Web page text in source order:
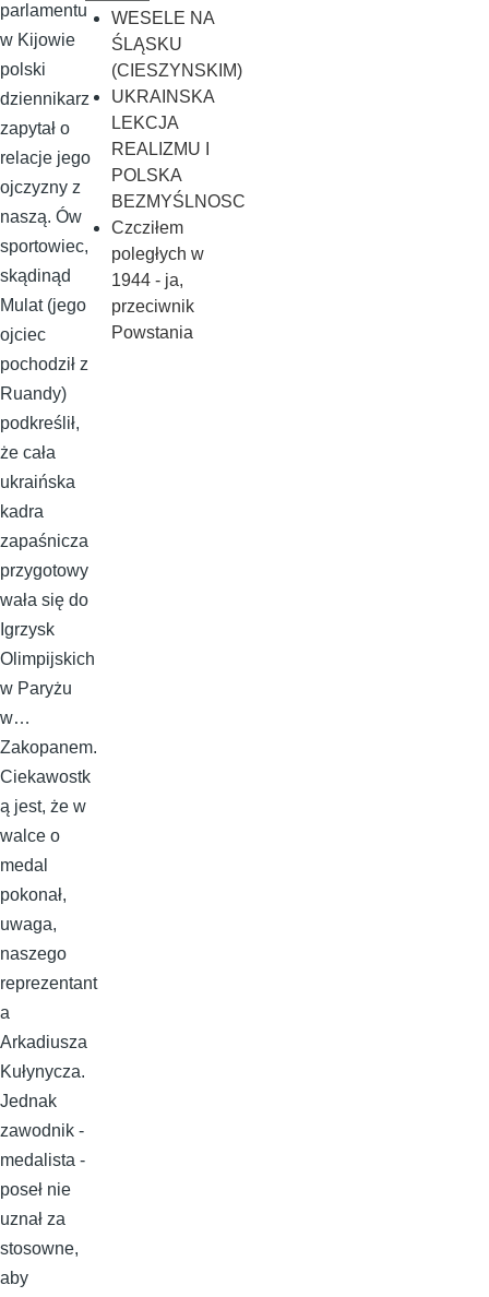
parlamentu
w Kijowie
polski
dziennikarz
zapytał o
relacje jego
ojczyzny z
naszą. Ów
sportowiec,
skądinąd
Mulat (jego
ojciec
pochodził z
Ruandy)
podkreślił,
że cała
ukraińska
kadra
zapaśnicza
przygotowy
wała się do
Igrzysk
Olimpijskich
w Paryżu
w…
Zakopanem.
Ciekawostk
ą jest, że w
walce o
medal
pokonał,
uwaga,
naszego
reprezentant
a
Arkadiusza
Kułynycza.
Jednak
zawodnik -
medalista -
poseł nie
uznał za
stosowne,
aby
WESELE NA
ŚLĄSKU
(CIESZYNSKIM)
UKRAINSKA
LEKCJA
REALIZMU I
POLSKA
BEZMYŚLNOSC
Czcziłem
poległych w
1944 - ja,
przeciwnik
Powstania